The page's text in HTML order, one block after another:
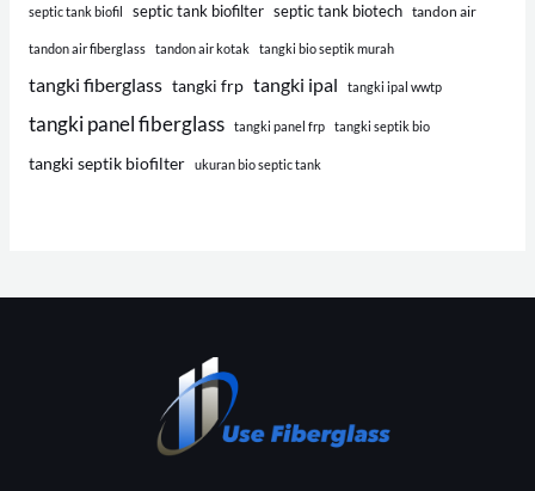
septic tank biofil septic tank biofilter septic tank biotech tandon air
tandon air fiberglass tandon air kotak tangki bio septik murah
tangki fiberglass tangki frp tangki ipal tangki ipal wwtp
tangki panel fiberglass tangki panel frp tangki septik bio
tangki septik biofilter ukuran bio septic tank